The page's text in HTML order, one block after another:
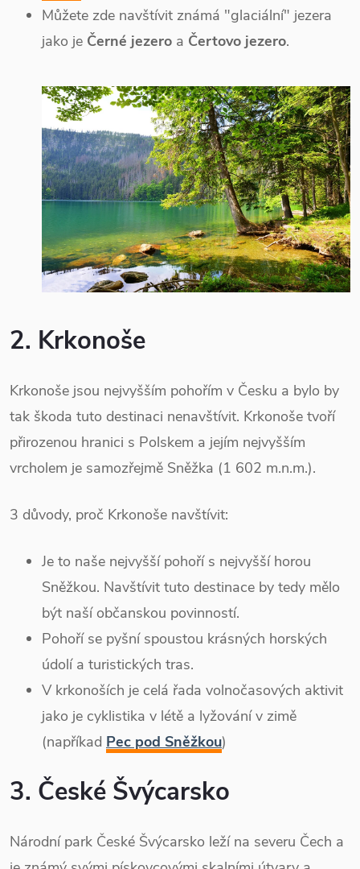
Můžete zde navštívit známá "glaciální" jezera
jako je Černé jezero a Čertovo jezero.
2. Krkonoše
Krkonoše jsou nejvyšším pohořím v Česku a bylo by
tak škoda tuto destinaci nenavštívit. Krkonoše tvoří
přirozenou hranici s Polskem a jejím nejvyšším
vrcholem je samozřejmě Sněžka (1 602 m.n.m.).
3 důvody, proč Krkonoše navštívit:
Je to naše nejvyšší pohoří s nejvyšší horou
Sněžkou. Navštívit tuto destinace by tedy mělo
být naší občanskou povinností.
Pohoří se pyšní spoustou krásných horských
údolí a turistických tras.
V krkonoších je celá řada volnočasových aktivit
jako je cyklistika v létě a lyžování v zimě
(napříkad Pec pod Sněžkou)
3. České Švýcarsko
Národní park České Švýcarsko leží na severu Čech a